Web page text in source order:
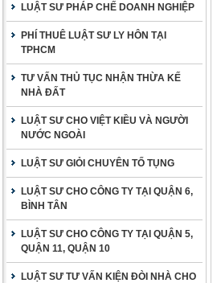
LUẬT SƯ PHÁP CHẾ DOANH NGHIỆP
PHÍ THUÊ LUẬT SƯ LY HÔN TẠI
TPHCM
TƯ VẤN THỦ TỤC NHẬN THỪA KẾ
NHÀ ĐẤT
LUẬT SƯ CHO VIỆT KIỀU VÀ NGƯỜI
NƯỚC NGOÀI
LUẬT SƯ GIỎI CHUYÊN TỐ TỤNG
LUẬT SƯ CHO CÔNG TY TẠI QUẬN 6,
BÌNH TÂN
LUẬT SƯ CHO CÔNG TY TẠI QUẬN 5,
QUẬN 11, QUẬN 10
LUẬT SƯ TƯ VẤN KIỆN ĐÒI NHÀ CHO